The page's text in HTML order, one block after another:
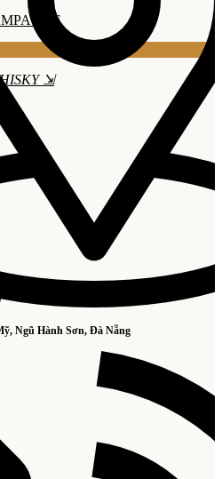
Ngũ Hành Sơn, Đà Nẵng
⇲